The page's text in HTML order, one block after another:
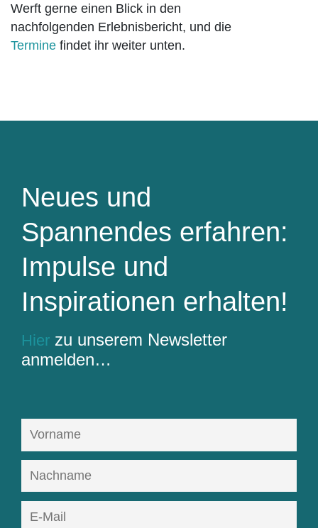
Werft gerne einen Blick in den
nachfolgenden Erlebnisbericht, und die
Termine findet ihr weiter unten.
Neues und
Spannendes erfahren:
Impulse und
Inspirationen erhalten!
Hier zu unserem Newsletter
anmelden…